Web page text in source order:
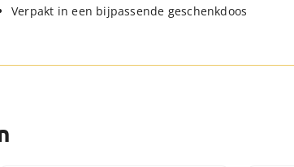
Verpakt in een bijpassende geschenkdoos